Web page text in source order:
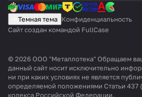
Темная тема Конфиденциальность
Сайт создан командой FullCase
© 2026 ООО "Металлотека" Обращаем
данный сайт носит исключительно
ни при каких условиях не является
определяемой положениями Статьи 437
кодекса Российской Федерации.